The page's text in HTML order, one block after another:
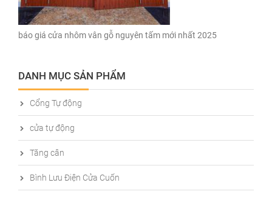
báo giá cửa nhôm vân gỗ nguyên tấm mới nhất 2025
DANH MỤC SẢN PHẨM
Cổng Tự động
cửa tự động
Tăng cân
Bình Lưu Điện Cửa Cuốn